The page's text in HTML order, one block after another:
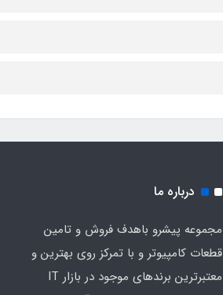
درباره ما
مجموعه پیشرو باهدف فروش و تامین
قطعات کامپیوتر و با تمرکز روی بهترین و
معتبرترین برندهای موجود در بازار IT